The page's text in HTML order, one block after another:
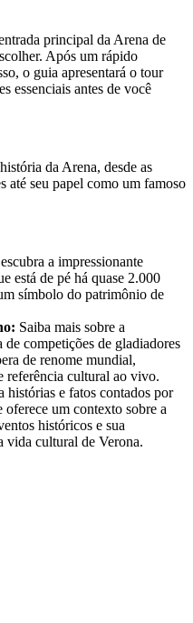
principal da Arena de
Após um rápido
o guia apresentará o tour
essenciais antes de você
da Arena, desde as
até seu papel como um famoso
a impressionante
está de pé há quase 2.000
símbolo do patrimônio de
Saiba mais sobre a
de competições de gladiadores
de renome mundial,
referência cultural ao vivo.
histórias e fatos contados por
um contexto sobre a
históricos e sua
vida cultural de Verona.